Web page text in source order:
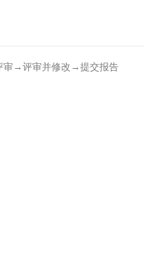
→评审并修改→提交报告